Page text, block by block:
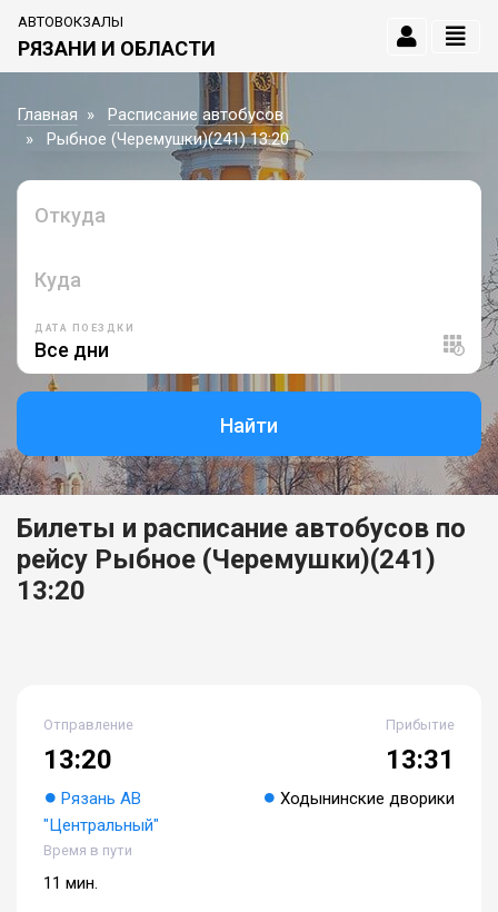
АВТОВОКЗАЛЫ
РЯЗАНИ И ОБЛАСТИ
Главная
Расписание автобусов
Рыбное (Черемушки)(241) 13:20
Откуда
Куда
ДАТА ПОЕЗДКИ
Найти
Билеты и расписание автобусов по
рейсу Рыбное (Черемушки)(241)
13:20
Отправление
13:20
Рязань АВ
"Центральный"
Прибытие
13:31
Ходынинские дворики
Время в пути
11 мин.